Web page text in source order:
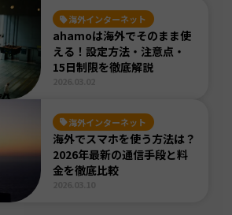
海外インターネット
ahamoは海外でそのまま使
える！設定方法・注意点・
15日制限を徹底解説
海外インターネット
海外でスマホを使う方法は？
2026年最新の通信手段と料
金を徹底比較